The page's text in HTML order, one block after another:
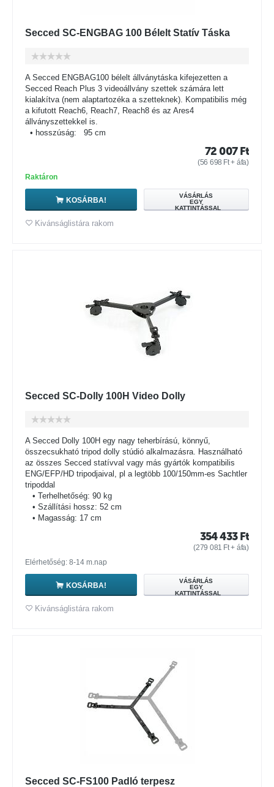
Secced SC-ENGBAG 100 Bélelt Statív Táska
A Secced ENGBAG100 bélelt állványtáska kifejezetten a
Secced Reach Plus 3 videoállvány szettek számára lett
kialakítva (nem alaptartozéka a szetteknek). Kompatibilis még
a kifutott Reach6, Reach7, Reach8 és az Ares4
állványszettekkel is.
• hosszúság: 95 cm
72 007 Ft
(56 698 Ft+ áfa)
Raktáron
KOSÁRBA!
VÁSÁRLÁS
EGY
KATTINTÁSSAL
Kivánságlistára rakom
Secced SC-Dolly 100H Video Dolly
A Secced Dolly 100H egy nagy teherbírású, könnyű,
összecsukható tripod dolly stúdió alkalmazásra. Használható
az összes Secced statívval vagy más gyártók kompatibilis
ENG/EFP/HD tripodjaival, pl a legtöbb 100/150mm-es Sachtler
tripoddal
• Terhelhetőség: 90 kg
• Szállítási hossz: 52 cm
• Magasság: 17 cm
354 433 Ft
(279 081 Ft+ áfa)
Elérhetőség: 8-14 m.nap
KOSÁRBA!
VÁSÁRLÁS
EGY
KATTINTÁSSAL
Kivánságlistára rakom
Secced SC-FS100 Padló terpesz